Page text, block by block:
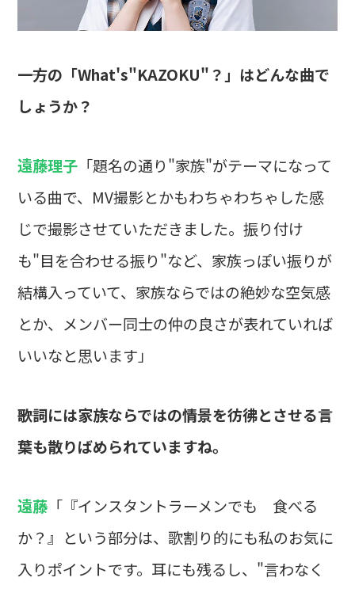
――一方の「What's"KAZOKU"？」はどんな曲で
しょうか？
遠藤理子 「題名の通り"家族"がテーマになって
いる曲で、MV撮影とかもわちゃわちゃした感
じで撮影させていただきました。振り付け
も"目を合わせる振り"など、家族っぽい振りが
結構入っていて、家族ならではの絶妙な空気感
とか、メンバー同士の仲の良さが表れていれば
いいなと思います」
――歌詞には家族ならではの情景を彷彿とさせる言
葉も散りばめられていますね。
遠藤 「『インスタントラーメンでも 食べる
か？』という部分は、歌割り的にも私のお気に
入りポイントです。耳にも残るし、"言わなく